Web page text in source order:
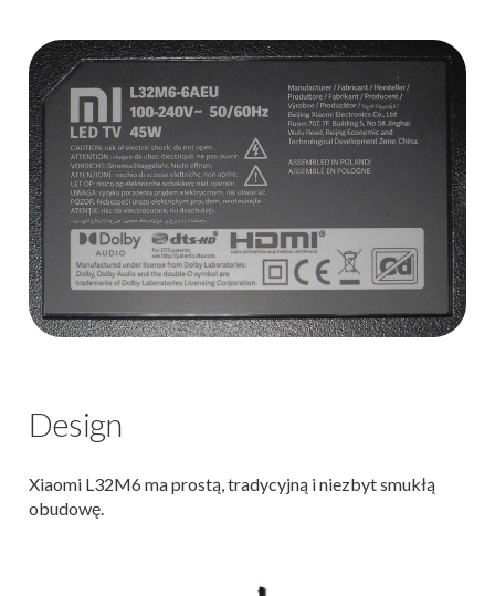
Design
Xiaomi L32M6 ma prostą, tradycyjną i niezbyt smukłą
obudowę.